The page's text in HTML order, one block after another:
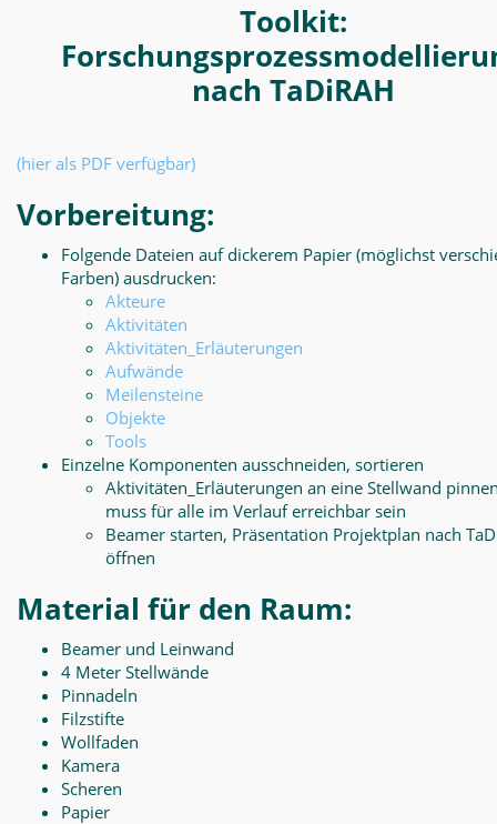
Toolkit:
nach TaDiRAH
(hier als PDF verfügbar)
Vorbereitung:
Folgende Dateien auf dickerem Papier (möglichst
Farben) ausdrucken:
Akteure
Aktivitäten
Aktivitäten_Erläuterungen
Aufwände
Meilensteine
Objekte
Tools
Einzelne Komponenten ausschneiden, sortieren
Aktivitäten_Erläuterungen an eine Stellwand
muss für alle im Verlauf erreichbar sein
Beamer starten, Präsentation Projektplan nach
öffnen
Material für den Raum:
Beamer und Leinwand
4 Meter Stellwände
Pinnadeln
Filzstifte
Wollfaden
Kamera
Scheren
Papier